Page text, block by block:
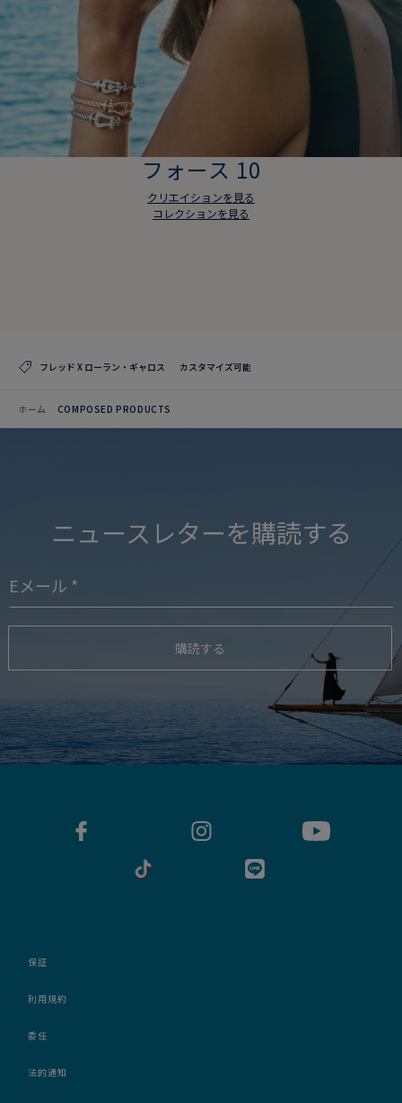
フォース 10
クリエイションを見る
コレクションを見る
フレッド X ローラン・ギャロス カスタマイズ可能
ホーム COMPOSED PRODUCTS
ニュースレターを購読する
購読する
保証
利用規約
委任
法的通知